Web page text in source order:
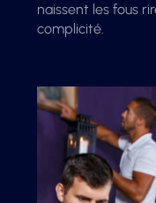
naissent les fous
complicité.